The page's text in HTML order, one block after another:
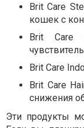
Brit Care
кошек с
Brit
Brit Care
Brit Care
снижения
Эти продукты